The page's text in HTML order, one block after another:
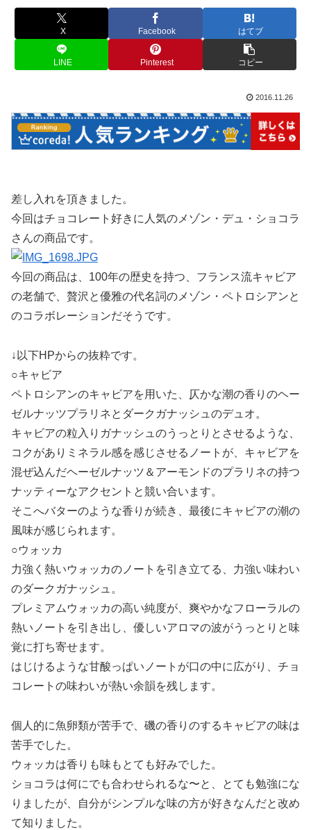
X Facebook はてブ
LINE Pinterest コピー
2016.11.26
差し入れを頂きました。
今回はチョコレート好きに人気のメゾン・デュ・ショコラ
さんの商品です。
今回の商品は、100年の歴史を持つ、フランス流キャビア
の老舗で、贅沢と優雅の代名詞のメゾン・ペトロシアンと
のコラボレーションだそうです。
↓以下HPからの抜粋です。
○キャビア
ペトロシアンのキャビアを用いた、仄かな潮の香りのヘー
ゼルナッツプラリネとダークガナッシュのデュオ。
キャビアの粒入りガナッシュのうっとりとさせるような、
コクがありミネラル感を感じさせるノートが、キャビアを
混ぜ込んだヘーゼルナッツ＆アーモンドのプラリネの持つ
ナッティーなアクセントと競い合います。
そこへバターのような香りが続き、最後にキャビアの潮の
風味が感じられます。
○ウォッカ
力強く熱いウォッカのノートを引き立てる、力強い味わい
のダークガナッシュ。
プレミアムウォッカの高い純度が、爽やかなフローラルの
熱いノートを引き出し、優しいアロマの波がうっとりと味
覚に打ち寄せます。
はじけるような甘酸っぱいノートが口の中に広がり、チョ
コレートの味わいが熱い余韻を残します。
個人的に魚卵類が苦手で、磯の香りのするキャビアの味は
苦手でした。
ウォッカは香りも味もとても好みでした。
ショコラは何にでも合わせられるな〜と、とても勉強にな
りましたが、自分がシンプルな味の方が好きなんだと改め
て知りました。